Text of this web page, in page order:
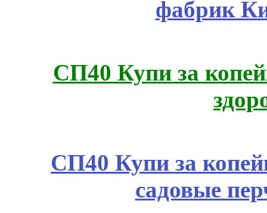
фабрик
СП40 Купи за
СП40 Купи за
садовые